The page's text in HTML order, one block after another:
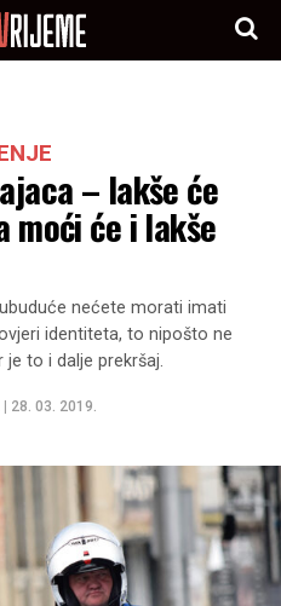
– lakše će
moći će i lakše
nećete morati imati
identiteta, to nipošto ne
to i dalje prekršaj.
28. 03. 2019.